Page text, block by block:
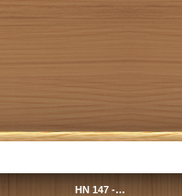
HN 147 -…